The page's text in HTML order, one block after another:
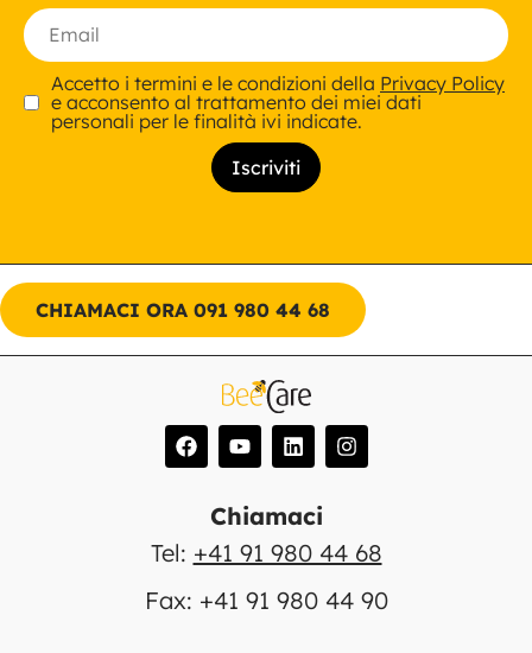
Accetto i termini e le condizioni della Privacy Policy
e acconsento al trattamento dei miei dati
personali per le finalità ivi indicate.
CHIAMACI ORA 091 980 44 68
Chiamaci
Tel: +41 91 980 44 68
Fax: +41 91 980 44 90